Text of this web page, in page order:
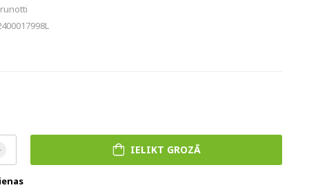
IELIKT GROZĀ